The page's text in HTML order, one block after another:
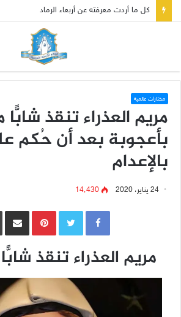
صلاة إلى مريم سلطانة السلام لتهدئة الغضب
مختارات عالمية
مريم العذراء تنقذ
بأعجوبة بعد أن حُكم
بالإعدام
24 يناير، 2020 14٬430
Pinterest
مريم العذراء تنقذ